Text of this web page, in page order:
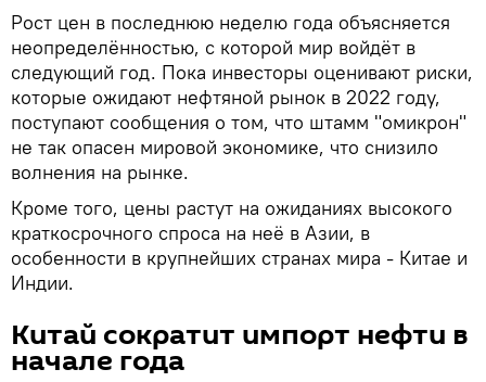
Рост цен в последнюю неделю года объясняется
неопределённостью, с которой мир войдёт в
следующий год. Пока инвесторы оценивают риски,
которые ожидают нефтяной рынок в 2022 году,
поступают сообщения о том, что штамм "омикрон"
не так опасен мировой экономике, что снизило
волнения на рынке.
Кроме того, цены растут на ожиданиях высокого
краткосрочного спроса на неё в Азии, в
особенности в крупнейших странах мира - Китае и
Индии.
Китай сократит импорт нефти в
начале года